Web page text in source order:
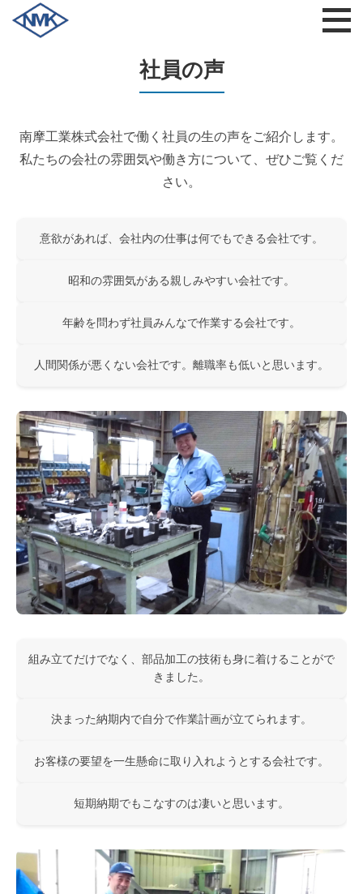
社員の声
南摩工業株式会社で働く社員の生の声をご紹介します。
私たちの会社の雰囲気や働き方について、ぜひご覧くだ
さい。
意欲があれば、会社内の仕事は何でもできる会社です。
昭和の雰囲気がある親しみやすい会社です。
年齢を問わず社員みんなで作業する会社です。
人間関係が悪くない会社です。離職率も低いと思います。
組み立てだけでなく、部品加工の技術も身に着けることがで
きました。
決まった納期内で自分で作業計画が立てられます。
お客様の要望を一生懸命に取り入れようとする会社です。
短期納期でもこなすのは凄いと思います。